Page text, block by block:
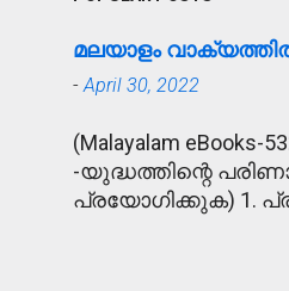
മലയാളം
- April 30, 2022
(Malayalam eBooks-
-യുദ്ധത്തിന്റെ
പ്രയോഗിക്കുക) 1.